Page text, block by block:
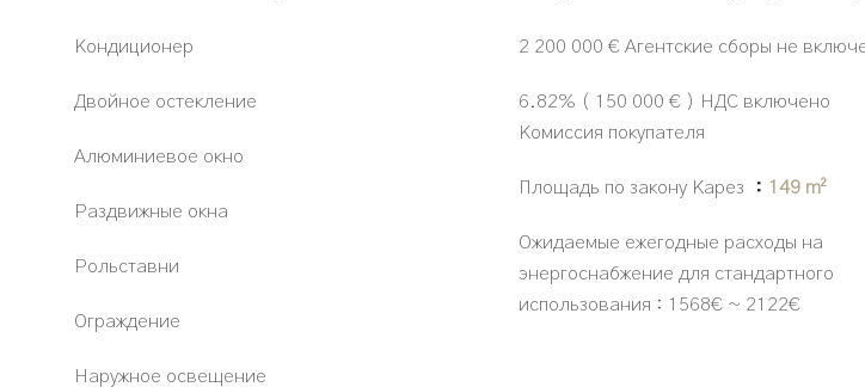
Кондиционер
Двойное остекление
Алюминиевое окно
Раздвижные окна
Рольставни
Ограждение
Наружное освещение
2 200 000 € Агентские сборы не
6.82% ( 150 000 € ) НДС включено
Комиссия покупателя
Площадь по закону Карез 149 m²
Ожидаемые ежегодные расходы на
энергоснабжение для стандартного
использования : 1568€ ~ 2122€